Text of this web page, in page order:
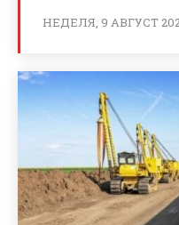
НЕДЕЛЯ, 9 АВГУСТ